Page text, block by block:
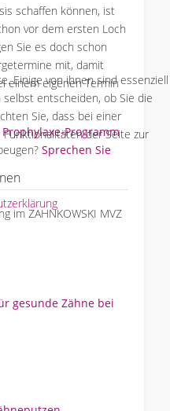
schaffen können, ist
vor dem ersten Loch
Sie es doch schon
mit, damit
einem eigenen Termin
Prophylaxe-Programm
Sprechen Sie
gesunde Zähne bei
Einige von ihnen sind essenziell
entscheiden, ob Sie die
Sie, dass bei einer
der Seite zur